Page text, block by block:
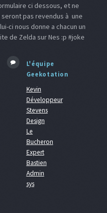
ci dessous, et ne
pas revendus à une
ci nous donne a chacun un
de Zelda sur Nes :p #joke
L'équipe
Geekotation
Kevin
Développeur
Stevens
Design
Le
Bucheron
Expert
Bastien
Admin
sys